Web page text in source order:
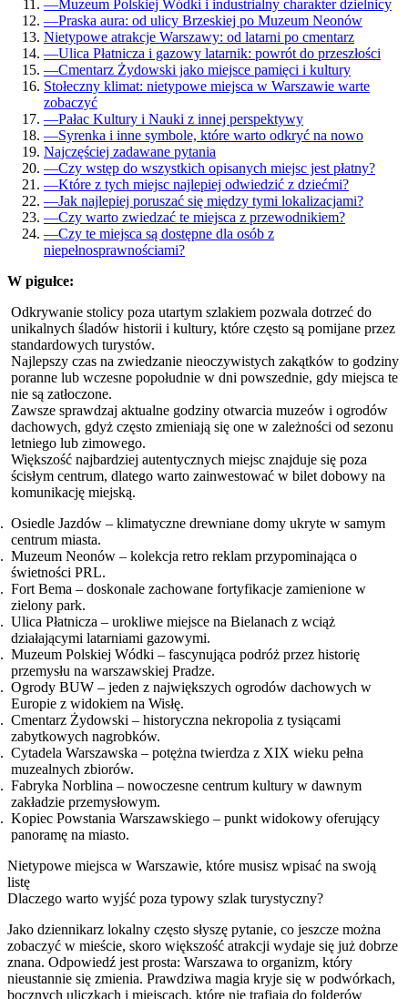
—Muzeum Polskiej Wódki i industrialny charakter dzielnicy
—Praska aura: od ulicy Brzeskiej po Muzeum Neonów
Nietypowe atrakcje Warszawy: od latarni po cmentarz
—Ulica Płatnicza i gazowy latarnik: powrót do przeszłości
—Cmentarz Żydowski jako miejsce pamięci i kultury
Stołeczny klimat: nietypowe miejsca w Warszawie warte
zobaczyć
—Pałac Kultury i Nauki z innej perspektywy
—Syrenka i inne symbole, które warto odkryć na nowo
Najczęściej zadawane pytania
—Czy wstęp do wszystkich opisanych miejsc jest płatny?
—Które z tych miejsc najlepiej odwiedzić z dziećmi?
—Jak najlepiej poruszać się między tymi lokalizacjami?
—Czy warto zwiedzać te miejsca z przewodnikiem?
—Czy te miejsca są dostępne dla osób z
niepełnosprawnościami?
W pigułce:
Odkrywanie stolicy poza utartym szlakiem pozwala dotrzeć do
unikalnych śladów historii i kultury, które często są pomijane przez
standardowych turystów.
Najlepszy czas na zwiedzanie nieoczywistych zakątków to godziny
poranne lub wczesne popołudnie w dni powszednie, gdy miejsca te
nie są zatłoczone.
Zawsze sprawdzaj aktualne godziny otwarcia muzeów i ogrodów
dachowych, gdyż często zmieniają się one w zależności od sezonu
letniego lub zimowego.
Większość najbardziej autentycznych miejsc znajduje się poza
ścisłym centrum, dlatego warto zainwestować w bilet dobowy na
komunikację miejską.
Osiedle Jazdów – klimatyczne drewniane domy ukryte w samym
centrum miasta.
Muzeum Neonów – kolekcja retro reklam przypominająca o
świetności PRL.
Fort Bema – doskonale zachowane fortyfikacje zamienione w
zielony park.
Ulica Płatnicza – urokliwe miejsce na Bielanach z wciąż
działającymi latarniami gazowymi.
Muzeum Polskiej Wódki – fascynująca podróż przez historię
przemysłu na warszawskiej Pradze.
Ogrody BUW – jeden z największych ogrodów dachowych w
Europie z widokiem na Wisłę.
Cmentarz Żydowski – historyczna nekropolia z tysiącami
zabytkowych nagrobków.
Cytadela Warszawska – potężna twierdza z XIX wieku pełna
muzealnych zbiorów.
Fabryka Norblina – nowoczesne centrum kultury w dawnym
zakładzie przemysłowym.
Kopiec Powstania Warszawskiego – punkt widokowy oferujący
panoramę na miasto.
Nietypowe miejsca w Warszawie, które musisz wpisać na swoją
listę
Dlaczego warto wyjść poza typowy szlak turystyczny?
Jako dziennikarz lokalny często słyszę pytanie, co jeszcze można
zobaczyć w mieście, skoro większość atrakcji wydaje się już dobrze
znana. Odpowiedź jest prosta: Warszawa to organizm, który
nieustannie się zmienia. Prawdziwa magia kryje się w podwórkach,
bocznych uliczkach i miejscach, które nie trafiają do folderów